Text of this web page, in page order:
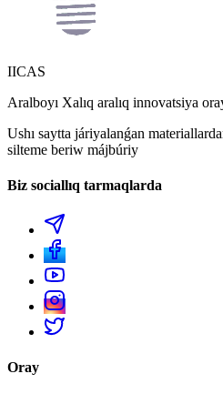
IICAS
Aralboyı Xalıq aralıq innovatsiya
Ushı saytta járiyalanǵan
silteme beriw májbúriy
Biz sociallıq tarmaqlarda
Oray